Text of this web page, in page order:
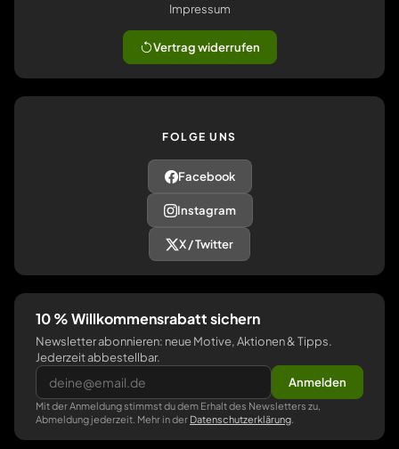
Impressum
Vertrag widerrufen
FOLGE UNS
Facebook
Instagram
X / Twitter
10 % Willkommensrabatt sichern
Newsletter abonnieren: neue Motive, Aktionen & Tipps.
Jederzeit abbestellbar.
Anmelden
Mit der Anmeldung stimmst du dem Erhalt des Newsletters zu,
Abmeldung jederzeit. Mehr in der Datenschutzerklärung